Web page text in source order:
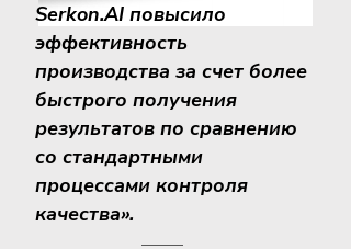
Serkon.AI повысило
эффективность
производства за счет более
быстрого получения
результатов по сравнению
со стандартными
процессами контроля
качества».